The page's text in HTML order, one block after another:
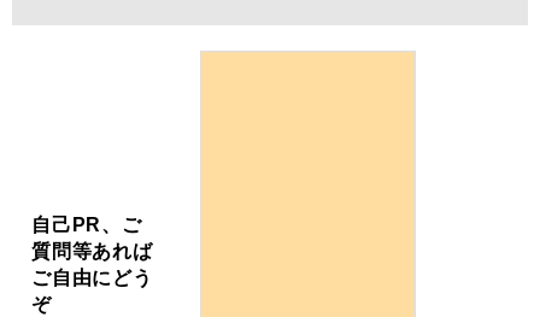
自己PR、ご
質問等あれば
ご自由にどう
ぞ